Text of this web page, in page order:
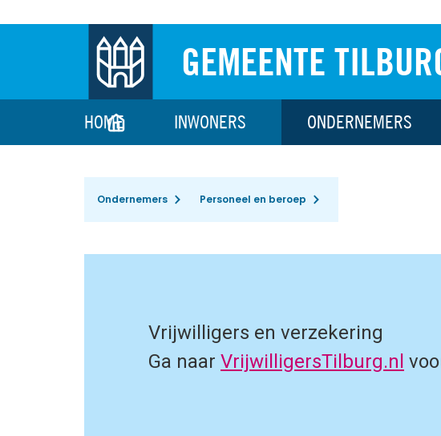
GEMEENTE
HOME INWONERS ONDERNEMERS
Ondernemers Personeel en beroep
Vrijwilligers en verzekering
Ga naar VrijwilligersTilburg.nl